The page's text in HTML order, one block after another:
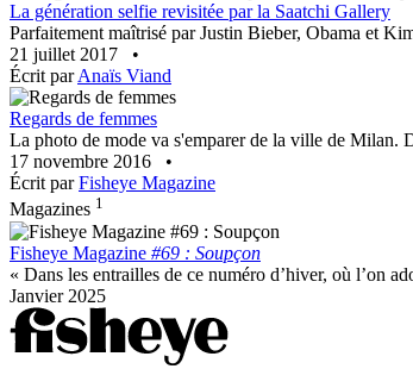
La génération selfie revisitée par la Saatchi Gallery
Parfaitement maîtrisé par Justin Bieber, Obama et
21 juillet 2017
•
Écrit parAnaïs Viand
Regards de femmes
La photo de mode va s'emparer de la ville de Milan.
17 novembre 2016
•
Écrit parFisheye Magazine
Magazines 1
Fisheye Magazine #69 : Soupçon
« Dans les entrailles de ce numéro d’hiver, où l’on
Janvier 2025